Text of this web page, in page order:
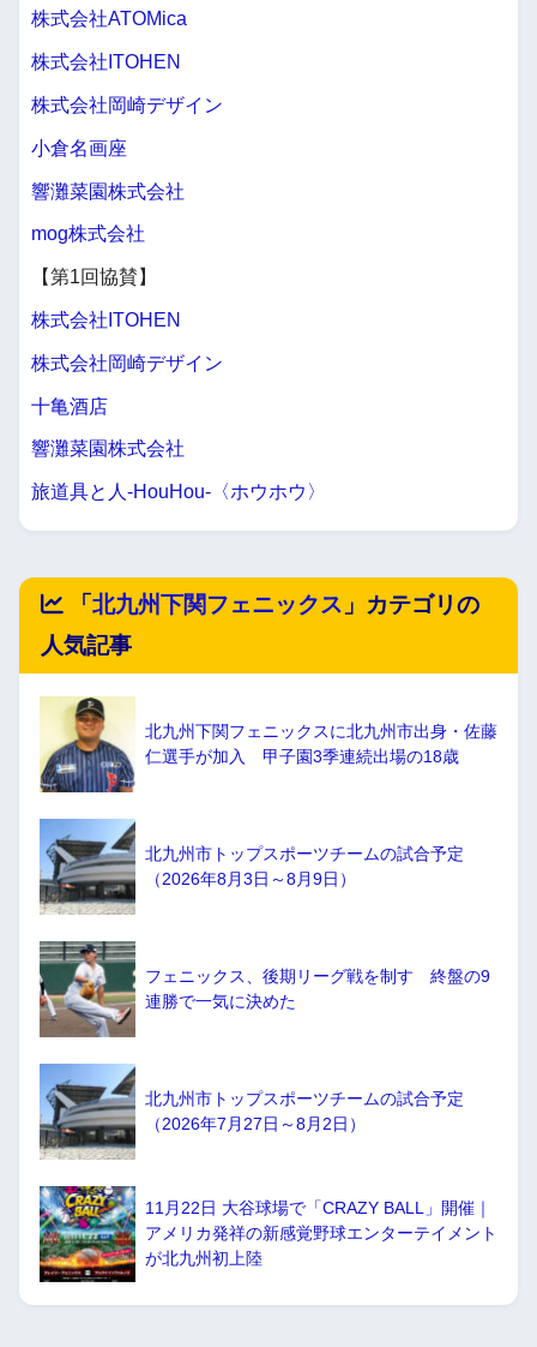
株式会社ATOMica
株式会社ITOHEN
株式会社岡崎デザイン
小倉名画座
響灘菜園株式会社
mog株式会社
【第1回協賛】
株式会社ITOHEN
株式会社岡崎デザイン
十亀酒店
響灘菜園株式会社
旅道具と人-HouHou-〈ホウホウ〉
「 北九州下関フェニックス 」カテゴリの
人気記事
北九州下関フェニックスに北九州市出身・佐藤
仁選手が加入 甲子園3季連続出場の18歳
北九州市トップスポーツチームの試合予定
（2026年8月3日～8月9日）
フェニックス、後期リーグ戦を制す 終盤の9
連勝で一気に決めた
北九州市トップスポーツチームの試合予定
（2026年7月27日～8月2日）
11月22日 大谷球場で「CRAZY BALL」開催｜
アメリカ発祥の新感覚野球エンターテイメント
が北九州初上陸